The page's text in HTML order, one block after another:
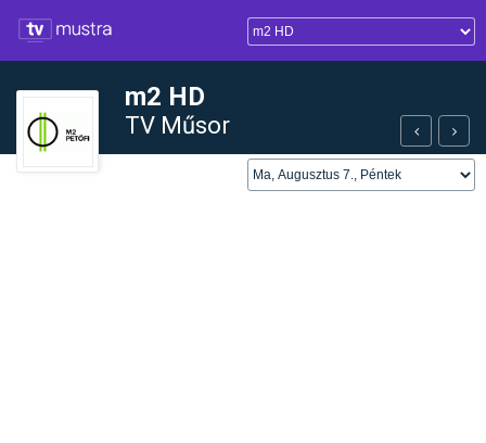
m2 HD
TV Műsor